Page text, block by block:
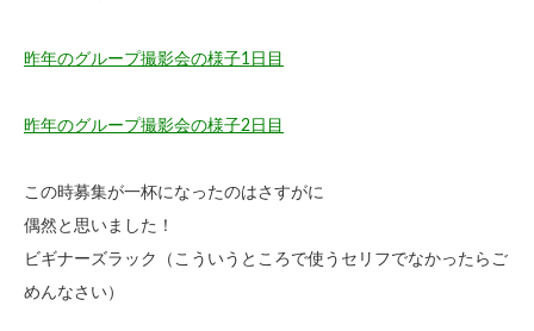
昨年のグループ撮影会の様子1日目
昨年のグループ撮影会の様子2日目
この時募集が一杯になったのはさすがに
偶然と思いました！
ビギナーズラック（こういうところで使うセリフでなかったらご
めんなさい）